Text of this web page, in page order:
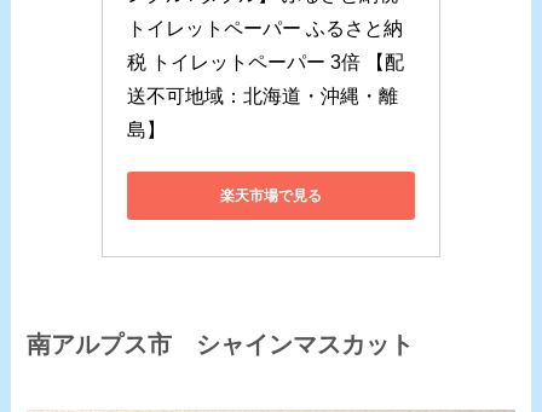
トイレットペーパー ふるさと納
税 トイレットペーパー 3倍 【配
送不可地域：北海道・沖縄・離
島】
楽天市場で見る
南アルプス市 シャインマスカット